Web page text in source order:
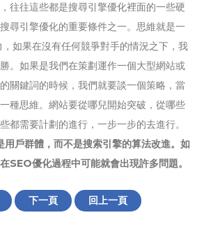
往往這些都是搜尋引擎優化裡面的一些硬
尋引擎優化的重要條件之一。思維就是一
如果在沒有任何競爭對手的情況之下，我
。如果是我們在策劃運作一個大型網站或
關鍵詞的時候，我們就要談一個策略，當
種思維。網站要從哪兒開始突破，從哪些
都需要計劃的進行，一步一步的去進行。
戶群體，而不是搜索引擎的算法改進。如
SEO優化過程中可能就會出現許多問題。
下一頁 回上一頁